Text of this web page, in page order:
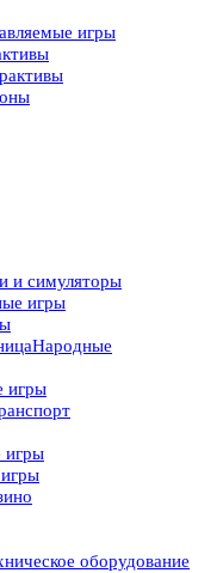
игры
и симуляторы
игры
Народные
игры
игры
оборудование